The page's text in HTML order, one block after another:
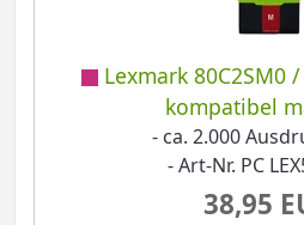
Lexmark 80C2SM0
kompatibel
- ca. 2.000
- Art-Nr. PC
38,95